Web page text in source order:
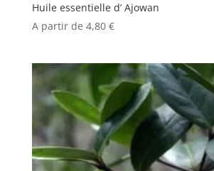
Huile essentielle d’ Ajowan
A partir de 4,80 €